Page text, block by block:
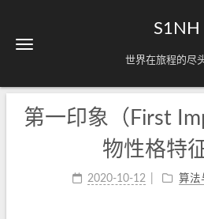
S1NH
世界在旅程的尽
第一印象（First
物性格特
2020-10-12 算法